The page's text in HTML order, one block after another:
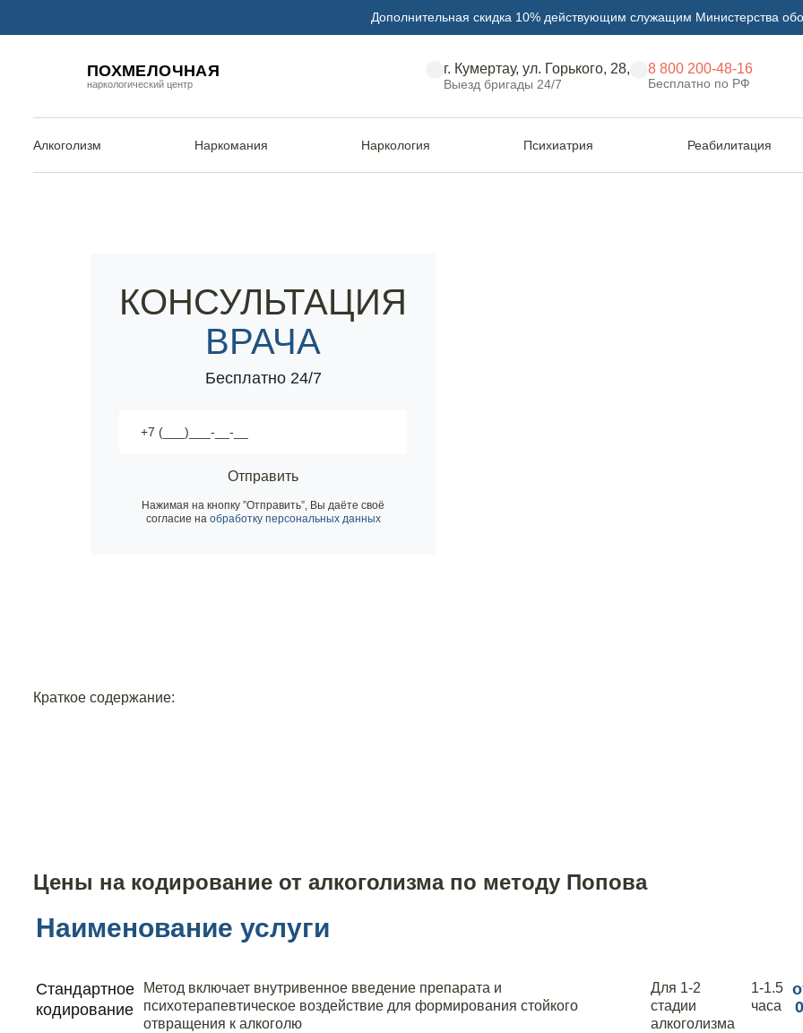
Дополнительная скидка 10% действующим служащим Министерства
ПОХМЕЛОЧНАЯ
наркологический центр
г. Кумертау, ул. Горького, 28,
Выезд бригады 24/7
8 800 200-48-16
Бесплатно по РФ
Алкоголизм Наркомания Наркология Психиатрия Реабилитация
КОНСУЛЬТАЦИЯ
ВРАЧА
Бесплатно 24/7
Отправить
Нажимая на кнопку ”Отправить”, Вы даёте своё
согласие на обработку персональных данных
Краткое содержание:
Цены на кодирование от алкоголизма по методу Попова
Наименование услуги
Стандартное
кодирование
Метод включает внутривенное введение препарата и
психотерапевтическое воздействие для формирования стойкого
отвращения к алкоголю
Для 1-2
стадии
алкоголизма
1-1.5
часа